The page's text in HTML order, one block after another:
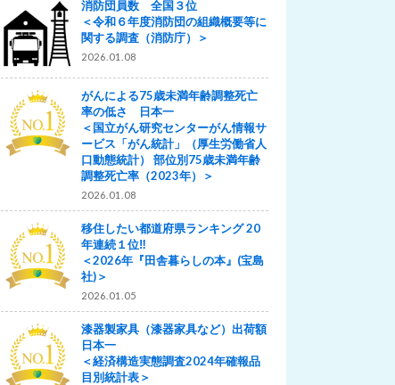
消防団員数 全国３位
＜令和６年度消防団の組織概要等に
関する調査（消防庁）＞
2026.01.08
がんによる75歳未満年齢調整死亡
率の低さ 日本一
＜国立がん研究センターがん情報サ
ービス「がん統計」（厚生労働省人
口動態統計） 部位別75歳未満年齢
調整死亡率（2023年）＞
2026.01.08
移住したい都道府県ランキング 20
年連続１位‼
＜2026年『田舎暮らしの本』(宝島
社)＞
2026.01.05
漆器製家具（漆器家具など）出荷額
日本一
＜経済構造実態調査2024年確報品
目別統計表＞